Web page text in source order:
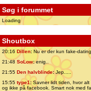
Søg i forummet
Loading
Shoutbox
20:16 Dillen: Nu er der kun fake-
21:48 SoLow:enig..
21:55 Den halvblinde:Jep.....
15:55 type1:Savner lidt tiden, hvor alt
og ikke på facebook. Smart nok med